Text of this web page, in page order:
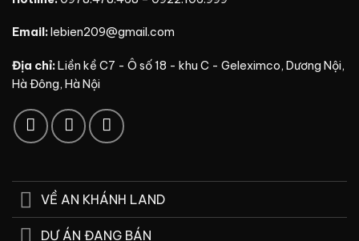
Email: lebien209@gmail.com
Địa chỉ:Liền kề C7 - Ô số 18 - khu C - Geleximco, Dương Nội,
Hà Đông, Hà Nội
VỀ AN KHÁNH LAND
DỰ ÁN ĐANG BÁN